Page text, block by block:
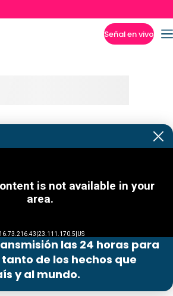
Señal en vivo
las 24 horas para
de los hechos que
y al mundo.